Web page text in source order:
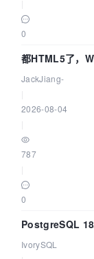
0
都HTML5了，
懂！
JackJiang-
2026-08-04
787
0
PostgreSQL
维，全面提升数
IvorySQL